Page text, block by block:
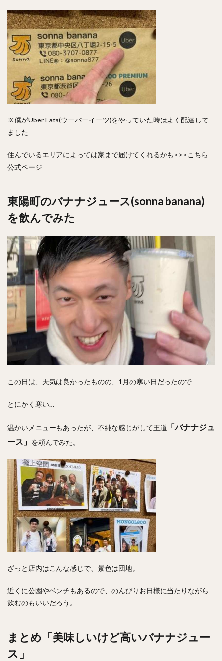
※僕がUber Eats(ウーバーイーツ)をやっていた時はよく配達して
ました
住んでいるエリアによっては家まで届けてくれるかも>>>こちら
公式ページ
東陽町のバナナジュース(sonna banana)
を飲んでみた
この日は、天気は良かったものの、1月の寒い日だったので
とにかく寒い…
温かいメニューもあったが、不純な感じがして王道 「バナナジュ
ース」 を頼んでみた。
ざっと店内はこんな感じで、景色は団地。
近くに公園やベンチもあるので、のんびりお日様に当たりながら
飲むのもいいだろう。
まとめ「美味しいけど高いバナナジュー
ス」